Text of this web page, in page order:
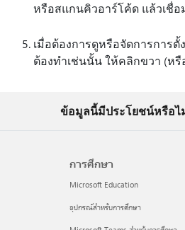
หรือสแกนคิวอาร์โค้ด แล้วเชื่อ
เมื่อต้องการดูหรือจัดการการ
ต้องทําเช่นนั้น ให้คลิกขวา (ห
ข้อมูลนี้มีประโยชน์หรือไ
การศึกษา
Microsoft Education
อุปกรณ์สำหรับการศึกษา